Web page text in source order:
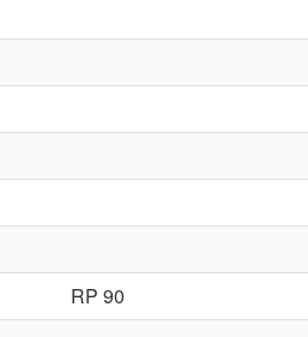
RP 90